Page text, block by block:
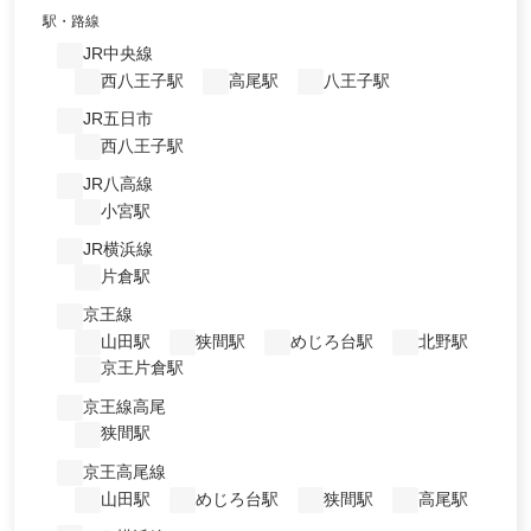
駅・路線
JR中央線
西八王子駅
高尾駅 八王子駅
JR五日市
西八王子駅
JR八高線
小宮駅
JR横浜線
片倉駅
京王線
山田駅
狭間駅 めじろ台駅
北野駅
京王片倉駅
京王線高尾
狭間駅
京王高尾線
山田駅
めじろ台駅 狭間駅 高尾駅